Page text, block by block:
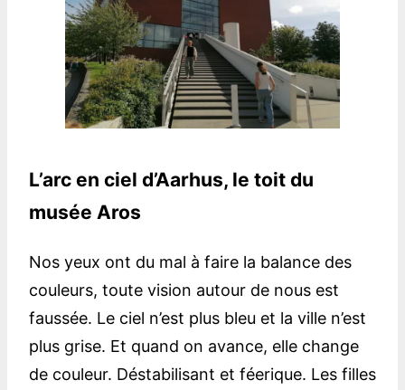
L’arc en ciel d’Aarhus, le toit du
musée Aros
Nos yeux ont du mal à faire la balance des
couleurs, toute vision autour de nous est
faussée. Le ciel n’est plus bleu et la ville n’est
plus grise. Et quand on avance, elle change
de couleur. Déstabilisant et féerique. Les filles